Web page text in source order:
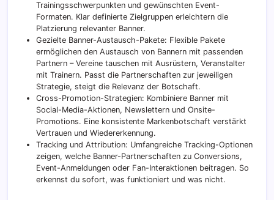
Trainingsschwerpunkten und gewünschten Event-
Formaten. Klar definierte Zielgruppen erleichtern die
Platzierung relevanter Banner.
Gezielte Banner-Austausch-Pakete: Flexible Pakete
ermöglichen den Austausch von Bannern mit passenden
Partnern – Vereine tauschen mit Ausrüstern, Veranstalter
mit Trainern. Passt die Partnerschaften zur jeweiligen
Strategie, steigt die Relevanz der Botschaft.
Cross-Promotion-Strategien: Kombiniere Banner mit
Social-Media-Aktionen, Newslettern und Onsite-
Promotions. Eine konsistente Markenbotschaft verstärkt
Vertrauen und Wiedererkennung.
Tracking und Attribution: Umfangreiche Tracking-Optionen
zeigen, welche Banner-Partnerschaften zu Conversions,
Event-Anmeldungen oder Fan-Interaktionen beitragen. So
erkennst du sofort, was funktioniert und was nicht.